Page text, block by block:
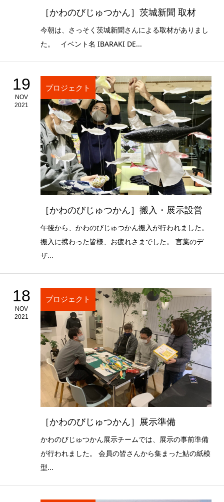
［かわのびじゅつかん］茨城新聞 取材
今朝は、さっそく茨城新聞さんによる取材がありまし
た。 イベント名 IBARAKI DE...
19
NOV
2021
プロジェクト
［かわのびじゅつかん］搬入・展示設営
午後から、かわのびじゅつかん搬入が行われました。
搬入に携わった皆様、お疲れさまでした。 言葉のデ
ザ...
18
NOV
2021
プロジェクト
［かわのびじゅつかん］展示準備
かわのびじゅつかん展示チームでは、展示の事前準備
が行われました。 会員の皆さんから集まった鮎の紙模
型...